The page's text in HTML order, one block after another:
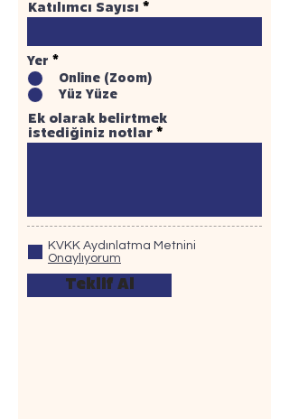
Katılımcı Sayısı
Yer *
Online (Zoom)
Yüz Yüze
Ek olarak belirtmek
istediğiniz notlar
KVKK Aydınlatma Metnini
Onaylıyorum
Teklif Al